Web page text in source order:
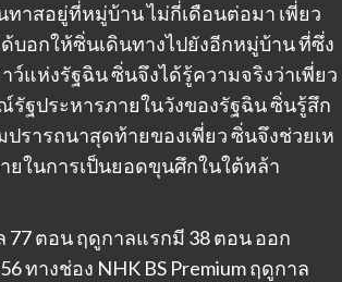
าสอยู่ที่หมู่บ้าน ไม่กี่เดือนต่อมา เพี่ยว
อกให้ซิ่นเดินทางไปยังอีกหมู่บ้าน ที่ซึ่ง
ว์แห่งรัฐฉิน ซิ่นจึงได้รู้ความจริงว่าเพี่ยว
รัฐประหารภายในวังของรัฐฉิน ซิ่นรู้สึก
รารถนาสุดท้ายของเพี่ยว ซิ่นจึงช่วยเห
ในการเป็นยอดขุนศึกในใต้หล้า
ตอน ฤดูกาลแรกมี 38 ตอน ออก
ทางช่อง NHK BS Premium ฤดูกาล